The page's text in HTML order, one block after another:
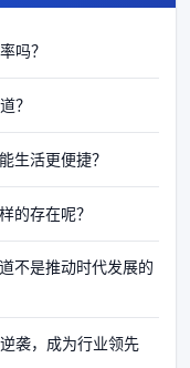
吗？
？
生活更便捷？
的存在呢？
不是推动时代发展的
袭，成为行业领先